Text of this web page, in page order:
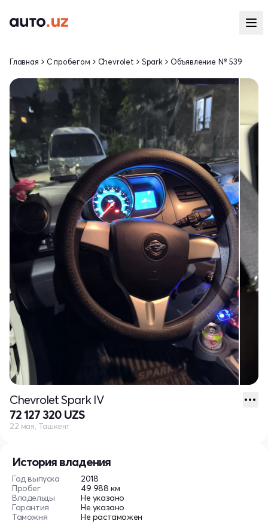
История владения
Год выпуска
2018
Пробег
49 988 км
Владельцы
Не указано
Гарантия
Не указано
Таможня
Не растаможен
Главная С пробегом Chevrolet Spark Объявление № 539
Chevrolet Spark IV
72 127 320 UZS
22 мая, Ташкент